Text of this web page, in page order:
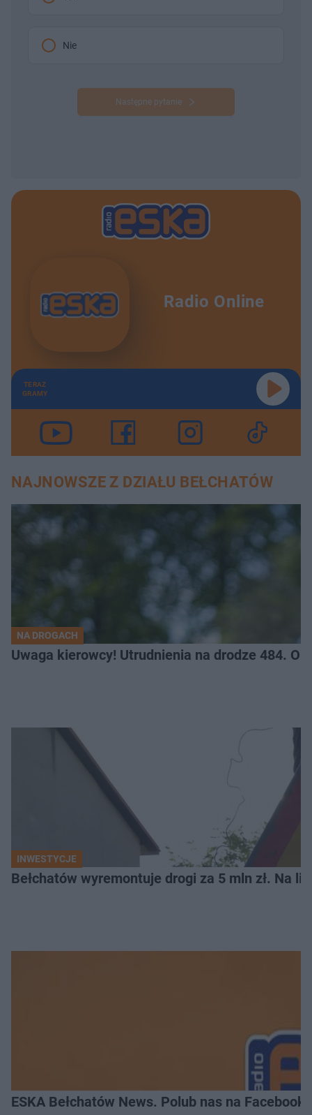
Nie
Następne pytanie
Radio Online
TERAZ
GRAMY
NAJNOWSZE Z DZIAŁU BEŁCHATÓW
NA DROGACH
Uwaga kierowcy! Utrudnienia na drodze 484.
INWESTYCJE
Bełchatów wyremontuje drogi za 5 mln zł. Na
ESKA Bełchatów News. Polub nas na